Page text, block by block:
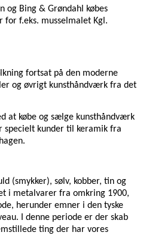
og Bing & Grøndahl købes
for f.eks. musselmalet Kgl.
fortsat på den moderne
og øvrigt kunsthåndværk fra det
at købe og sælge kunsthåndværk
specielt kunder til keramik fra
(smykker), sølv, kobber, tin og
i metalvarer fra omkring 1900,
herunder emner i den tyske
I denne periode er der skab
ting der har vores